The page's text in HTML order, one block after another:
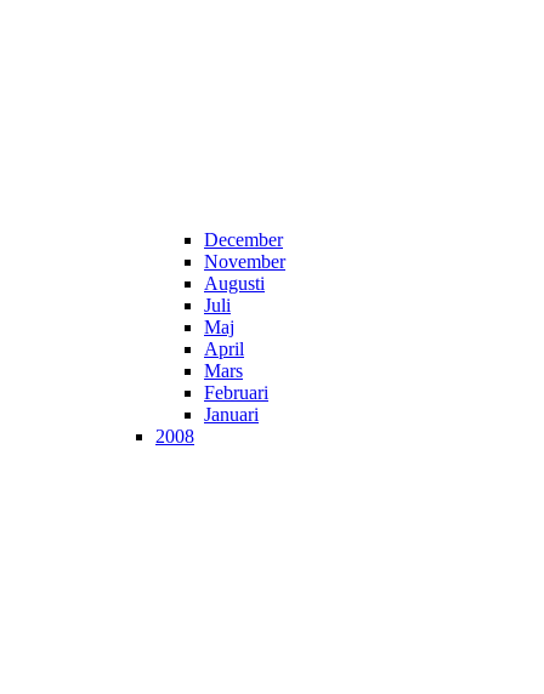
December
November
Augusti
Juli
Maj
April
Mars
Februari
Januari
2008